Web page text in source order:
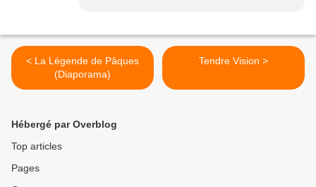
< La Légende de Pâques
(Diaporama)
Tendre Vision >
Hébergé par Overblog
Top articles
Pages